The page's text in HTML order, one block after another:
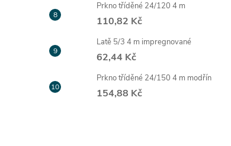
Prkno tříděné 24/120 4 m
110,82 Kč
Latě 5/3 4 m impregnované
62,44 Kč
Prkno tříděné 24/150 4 m modřín
154,88 Kč